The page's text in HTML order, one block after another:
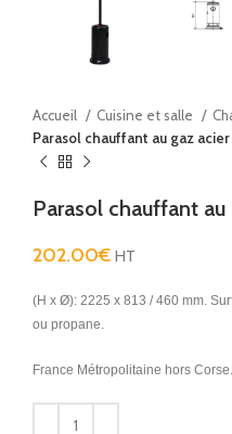
Accueil Cuisine et salle
Parasol chauffant au gaz
Parasol chauffant
202.00€ HT
(H x Ø): 2225 x 813 / 460 mm.
ou propane.
France Métropolitaine hors Corse.